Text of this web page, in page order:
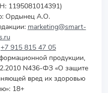
1195081014391)
Ордынец А.О.
marketing@smart-
+7 915 815 47 05
продукции,
N436-ФЗ «О защите
вред их здоровью
18+